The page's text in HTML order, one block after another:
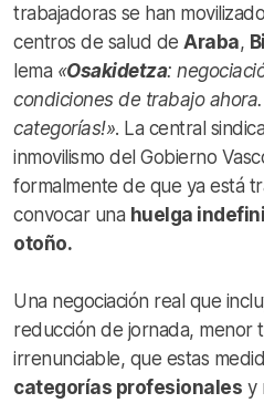
trabajadoras se han
centros de salud de Araba,
lema «Osakidetza:
condiciones de trabajo
categorías!». La central
inmovilismo del Gobierno
formalmente de que ya está
convocar una huelga
otoño.
Una negociación real que
reducción de jornada, menor
irrenunciable, que estas
categorías profesionales y